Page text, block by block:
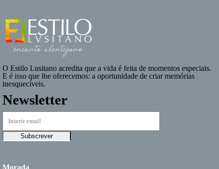
O Estilo Lusitano acredita que a vida é feita de momentos especiais.
E é isso que lhe oferecemos: a oportunidade de criar memórias
inesquecíveis.
Newsletter